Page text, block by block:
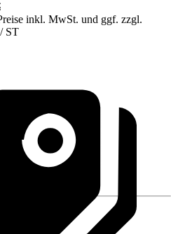
inkl. MwSt. und ggf. zzgl.
/ ST